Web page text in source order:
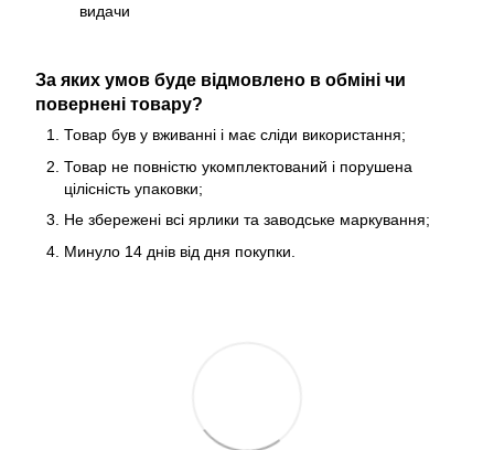
видачи
За яких умов буде відмовлено в обміні чи
повернені товару?
Товар був у вживанні і має сліди використання;
Товар не повністю укомплектований і порушена
цілісність упаковки;
Не збережені всі ярлики та заводське маркування;
Минуло 14 днів від дня покупки.